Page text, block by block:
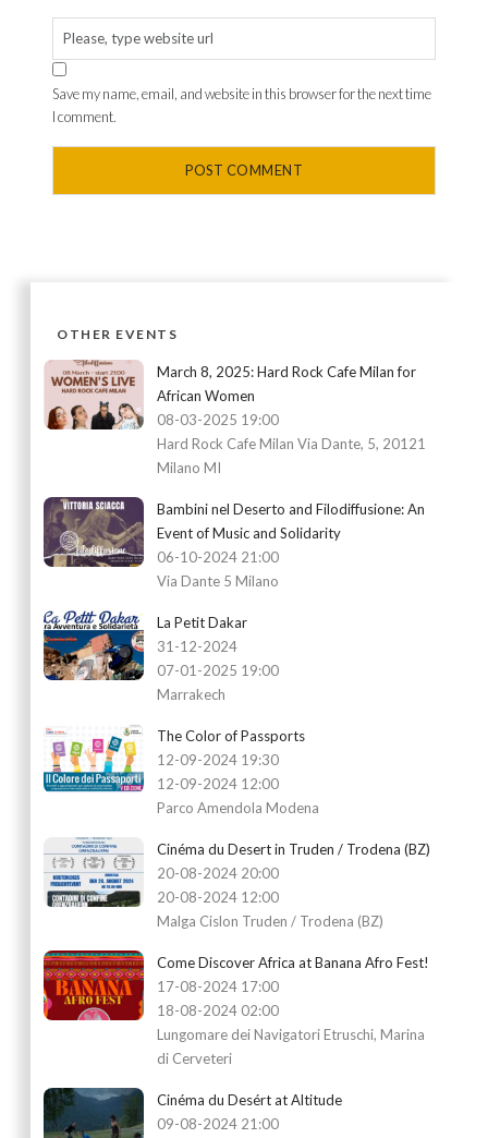
Save my name, email, and website in this browser for the next time
I comment.
OTHER EVENTS
March 8, 2025: Hard Rock Cafe Milan for
African Women
08-03-2025 19:00
Hard Rock Cafe Milan Via Dante, 5, 20121
Milano MI
Bambini nel Deserto and Filodiffusione: An
Event of Music and Solidarity
06-10-2024 21:00
Via Dante 5 Milano
La Petit Dakar
31-12-2024
07-01-2025 19:00
Marrakech
The Color of Passports
12-09-2024 19:30
12-09-2024 12:00
Parco Amendola Modena
Cinéma du Desert in Truden / Trodena (BZ)
20-08-2024 20:00
20-08-2024 12:00
Malga Cislon Truden / Trodena (BZ)
Come Discover Africa at Banana Afro Fest!
17-08-2024 17:00
18-08-2024 02:00
Lungomare dei Navigatori Etruschi, Marina
di Cerveteri
Cinéma du Desért at Altitude
09-08-2024 21:00